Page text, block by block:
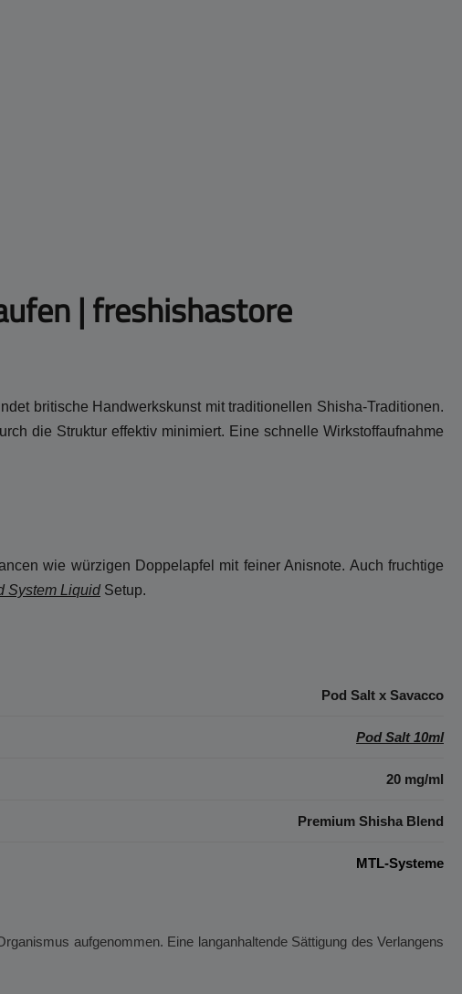
| freshishastore
britische Handwerkskunst mit traditionellen Shisha-Traditionen.
die Struktur effektiv minimiert. Eine schnelle Wirkstoffaufnahme
wie würzigen Doppelapfel mit feiner Anisnote. Auch fruchtige
System LiquidSetup.
Pod Salt x Savacco
Pod Salt 10ml
20 mg/ml
Premium Shisha Blend
MTL-Systeme
aufgenommen. Eine langanhaltende Sättigung des Verlangens